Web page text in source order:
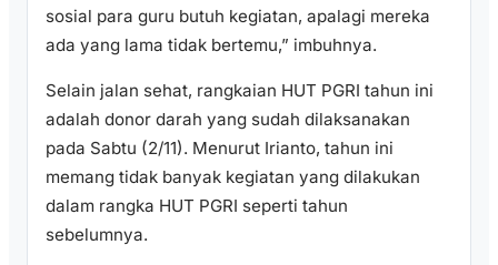
sosial para guru butuh kegiatan, apalagi mereka
ada yang lama tidak bertemu,” imbuhnya.
Selain jalan sehat, rangkaian HUT PGRI tahun ini
adalah donor darah yang sudah dilaksanakan
pada Sabtu (2/11). Menurut Irianto, tahun ini
memang tidak banyak kegiatan yang dilakukan
dalam rangka HUT PGRI seperti tahun
sebelumnya.